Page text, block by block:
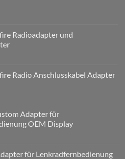
Radioadapter und
Radio Anschlusskabel Adapter
Adapter für
OEM Display
für Lenkradfernbedienung